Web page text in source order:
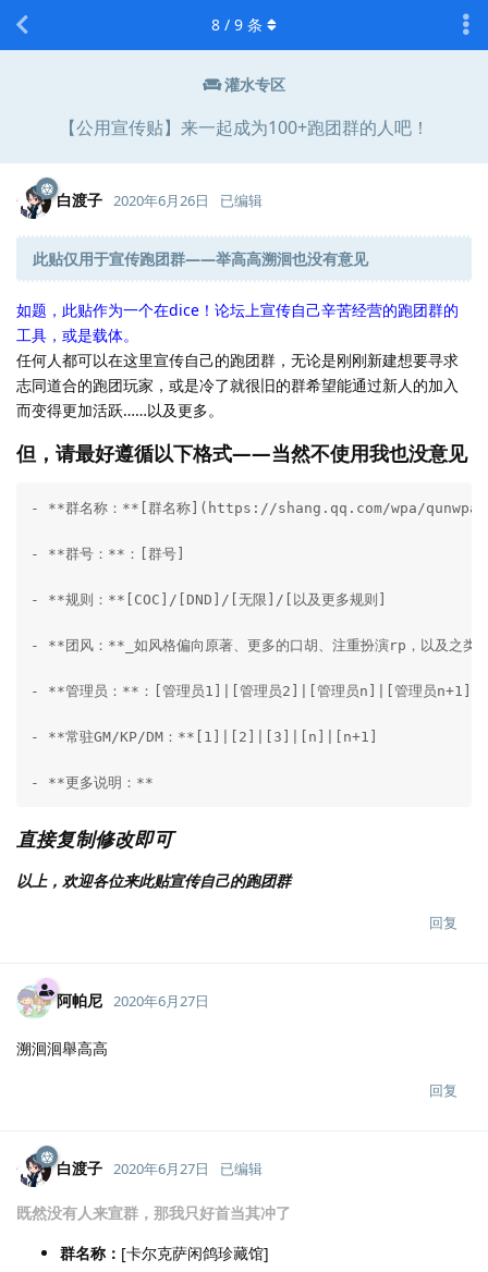
灌水专区
【公用宣传贴】来一起成为100+跑团群的人吧！
8 / 9 条
白渡子 2020年6月26日 已编辑
此贴仅用于宣传跑团群——举高高溯洄也没有意见
如题，此贴作为一个在dice！论坛上宣传自己辛苦经营的跑团群的
工具，或是载体。
任何人都可以在这里宣传自己的跑团群，无论是刚刚新建想要寻求
志同道合的跑团玩家，或是冷了就很旧的群希望能通过新人的加入
而变得更加活跃……以及更多。
但，请最好遵循以下格式——当然不使用我也没意见
- **群名称：**[群名称](https://shang.qq.com/wpa/
- **群号：**：[群号]
- **规则：**[COC]/[DND]/[无限]/[以及更多规则]
- **团风：**_如风格偏向原著、更多的口胡、注重扮演rp，以及之类_
- **管理员：**：[管理员1]|[管理员2]|[管理员n]|[管理员n+1]
- **常驻GM/KP/DM：**[1]|[2]|[3]|[n]|[n+1]
- **更多说明：**
直接复制修改即可
以上，欢迎各位来此贴宣传自己的跑团群
回复
阿帕尼 2020年6月27日
溯洄洄舉高高
回复
白渡子 2020年6月27日 已编辑
既然没有人来宣群，那我只好首当其冲了
群名称： [卡尔克萨闲鸽珍藏馆]